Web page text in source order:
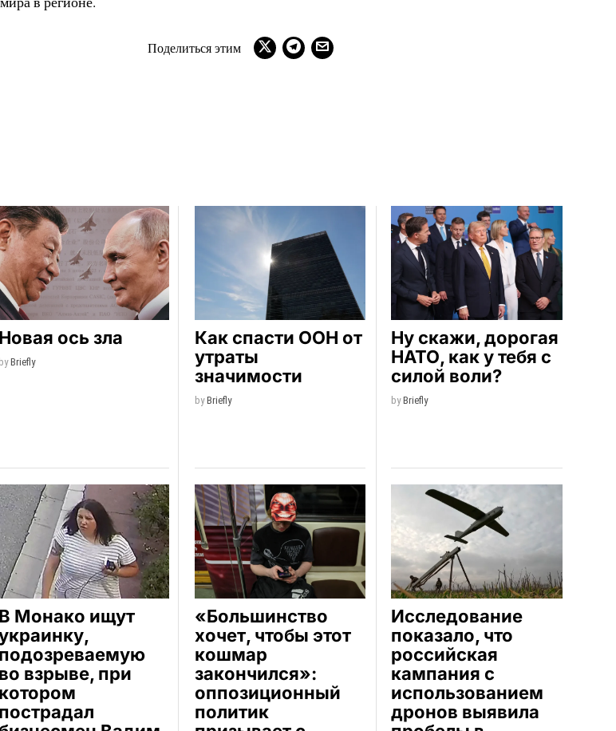
Поделиться этим
Новая ось зла
byBriefly
Как спасти ООН от
утраты
значимости
byBriefly
Ну скажи, дорогая
НАТО, как у тебя с
силой воли?
byBriefly
В Монако ищут
подозреваемую
во взрыве, при
котором
пострадал
«Большинство
хочет, чтобы этот
кошмар
закончился»:
оппозиционный
политик
Исследование
показало, что
российская
кампания с
использованием
дронов выявила